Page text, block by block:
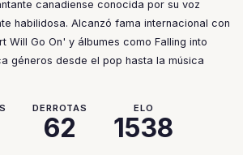
canadiense conocida por su voz
habilidosa. Alcanzó fama internacional con
Will Go On' y álbumes como Falling into
géneros desde el pop hasta la música
DERROTAS
62
ELO
1538